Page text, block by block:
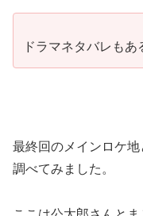
ドラマネタバレもあ
最終回のメインロケ地
調べてみました。